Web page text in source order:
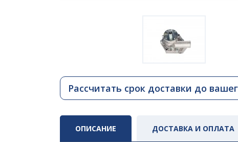
Рассчитать срок доставки до
ОПИСАНИЕ ДОСТАВКА И ОПЛАТА